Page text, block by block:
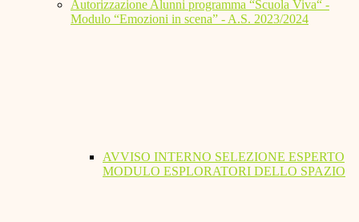
Autorizzazione Alunni programma “Scuola Viva“ -
Modulo “Emozioni in scena” - A.S. 2023/2024
AVVISO INTERNO SELEZIONE ESPERTO
MODULO ESPLORATORI DELLO SPAZIO